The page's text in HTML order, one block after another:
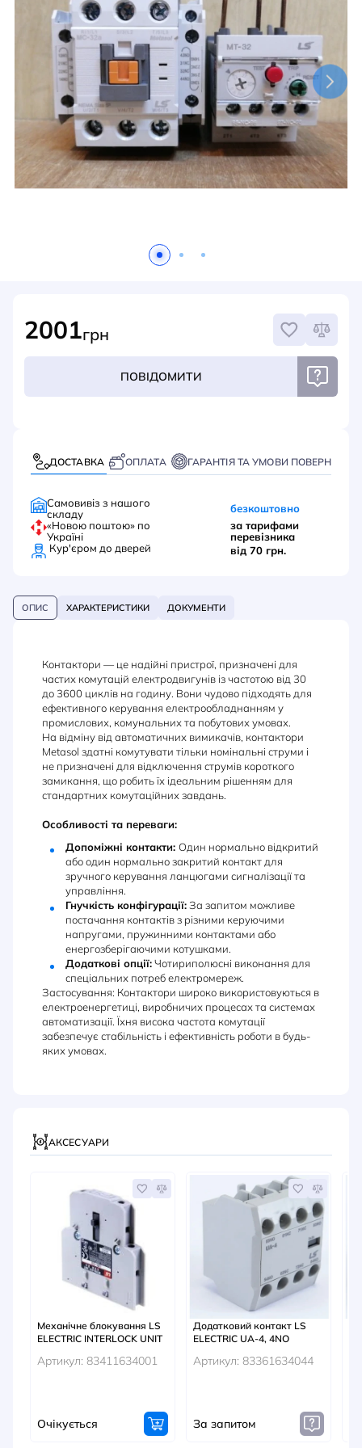
КОНТАКТИ
СИСТЕМИ ШИНОПРОВОДІВ ТА СТРУМОПРОВОДІВ
2001грн
ПОВІДОМИТИ
ДОСТАВКА ОПЛАТА ГАРАНТІЯ ТА УМОВИ ПОВЕРНЕННЯ
Самовивіз з нашого
складу
безкоштовно
«Новою поштою» по
Україні
за тарифами
перевізника
Кур'єром до дверей від 70 грн.
ОПИС ХАРАКТЕРИСТИКИ ДОКУМЕНТИ
Контактори — це надійні пристрої, призначені для
частих комутацій електродвигунів із частотою від 30
до 3600 циклів на годину. Вони чудово підходять для
ефективного керування електрообладнанням у
промислових, комунальних та побутових умовах.
На відміну від автоматичних вимикачів, контактори
Metasol здатні комутувати тільки номінальні струми і
не призначені для відключення струмів короткого
замикання, що робить їх ідеальним рішенням для
стандартних комутаційних завдань.
Особливості та переваги:
Допоміжні контакти: Один нормально відкритий
або один нормально закритий контакт для
зручного керування ланцюгами сигналізації та
управління.
Гнучкість конфігурації:За запитом можливе
постачання контактів з різними керуючими
напругами, пружинними контактами або
енергозберігаючими котушками.
Додаткові опції:Чотириполюсні виконання для
спеціальних потреб електромереж.
Застосування: Контактори широко використовуються в
електроенергетиці, виробничих процесах та системах
автоматизації. Їхня висока частота комутації
забезпечує стабільність і ефективність роботи в будь-
яких умовах.
АКСЕСУАРИ
Механічне блокування LS
ELECTRIC INTERLOCK UNIT
Артикул: 83411634001
Очікується
Додатковий контакт LS
ELECTRIC UA-4, 4NO
Артикул: 83361634044
За запитом